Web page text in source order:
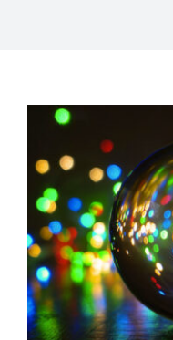
ARTÍCULOS
ACERCA
CONTACTO